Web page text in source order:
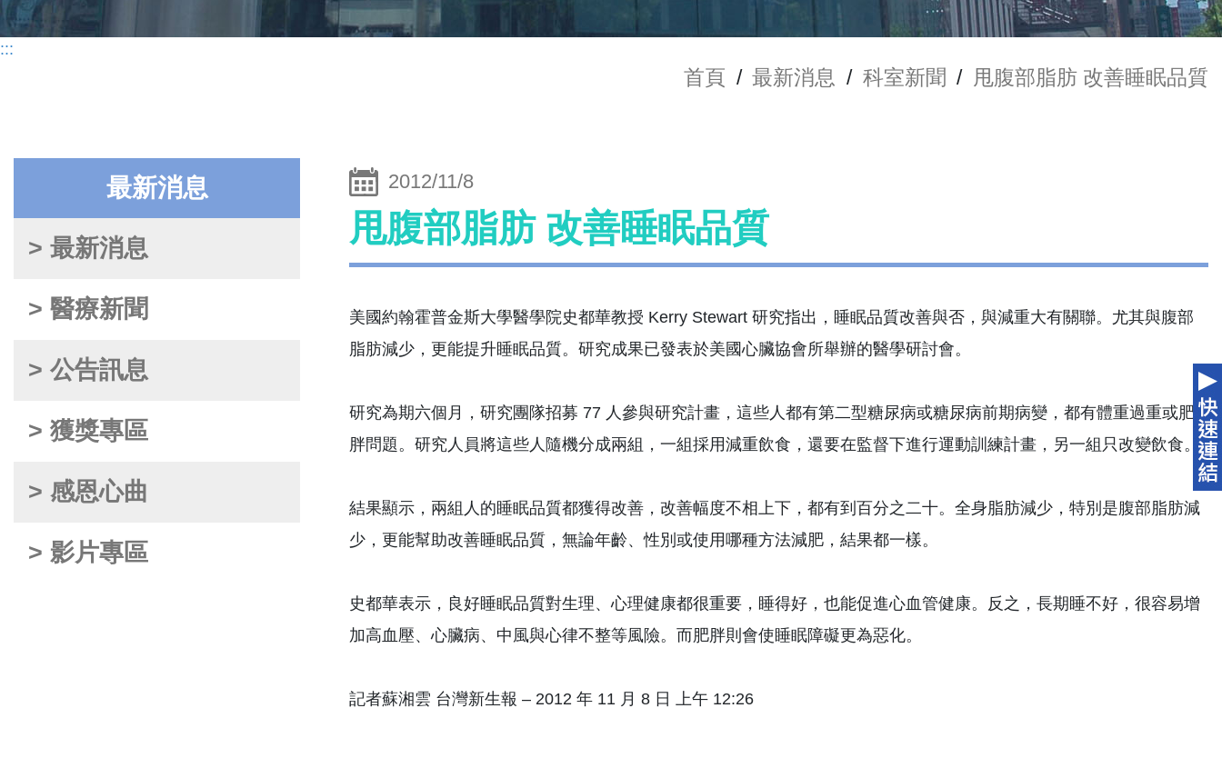
:::
首頁 / 最新消息 / 科室新聞 / 甩腹部脂肪 改善睡眠品質
最新消息
> 最新消息
> 醫療新聞
> 公告訊息
> 獲獎專區
> 感恩心曲
> 影片專區
2012/11/8
甩腹部脂肪 改善睡眠品質
美國約翰霍普金斯大學醫學院史都華教授 Kerry Stewart 研究指出，睡眠品質改善與否，與減重大有關聯。尤其與腹部
脂肪減少，更能提升睡眠品質。研究成果已發表於美國心臟協會所舉辦的醫學研討會。
研究為期六個月，研究團隊招募 77 人參與研究計畫，這些人都有第二型糖尿病或糖尿病前期病變，都有體重過重或肥
胖問題。研究人員將這些人隨機分成兩組，一組採用減重飲食，還要在監督下進行運動訓練計畫，另一組只改變飲食。
結果顯示，兩組人的睡眠品質都獲得改善，改善幅度不相上下，都有到百分之二十。全身脂肪減少，特別是腹部脂肪減
少，更能幫助改善睡眠品質，無論年齡、性別或使用哪種方法減肥，結果都一樣。
史都華表示，良好睡眠品質對生理、心理健康都很重要，睡得好，也能促進心血管健康。反之，長期睡不好，很容易增
加高血壓、心臟病、中風與心律不整等風險。而肥胖則會使睡眠障礙更為惡化。
記者蘇湘雲 台灣新生報 – 2012 年 11 月 8 日 上午 12:26